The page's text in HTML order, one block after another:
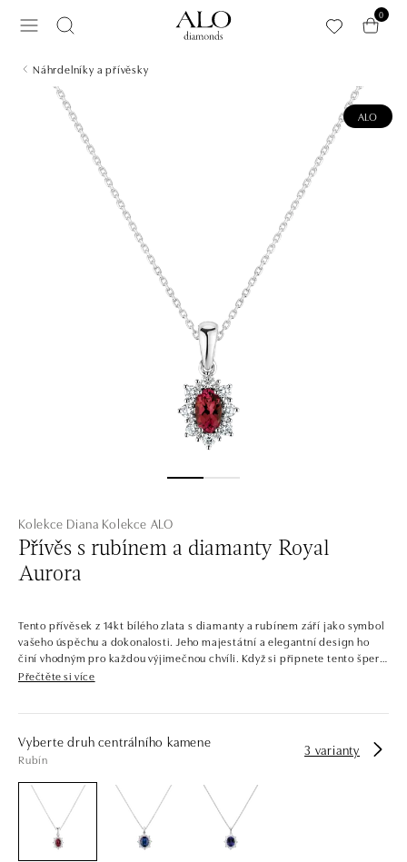
0
Náhrdelníky a přívěsky
ALO
Kolekce Diana Kolekce ALO
Přívěs s rubínem a diamanty Royal
Aurora
Tento přívěsek z 14kt bílého zlata s diamanty a rubínem září jako symbol
vašeho úspěchu a dokonalosti. Jeho majestátní a elegantní design ho
činí vhodným pro každou výjimečnou chvíli. Když si připnete tento šperk
na krk, budete se cítit jako královna vlastního království. Šperk je
kombinaci s pečlivě zvolenými odstíny zlata dávají vzniknout šperkům,
jaké byste našli i v královské pokladnici. Společnost ALO diamonds
Každý šperk je tak originál a je také opatřen certifikátem pravosti a
dodán v luxusním balení. Ať už vybíráte zásnubní prsten nebo
diamantový náramek či náhrdelník, nedarujete s námi pouze šperk, ale
také chytrou investici. Přívěsek je dodáván bez řetízku. Řetízek je
možné doobjednat na posta@alo.cz
Přečtěte si více
Vyberte druh centrálního kamene
Rubín
3 varianty